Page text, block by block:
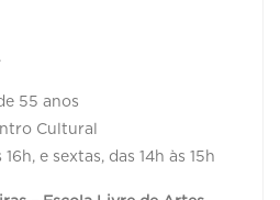
55 anos
Cultural
16h, e sextas, das 14h às 15h